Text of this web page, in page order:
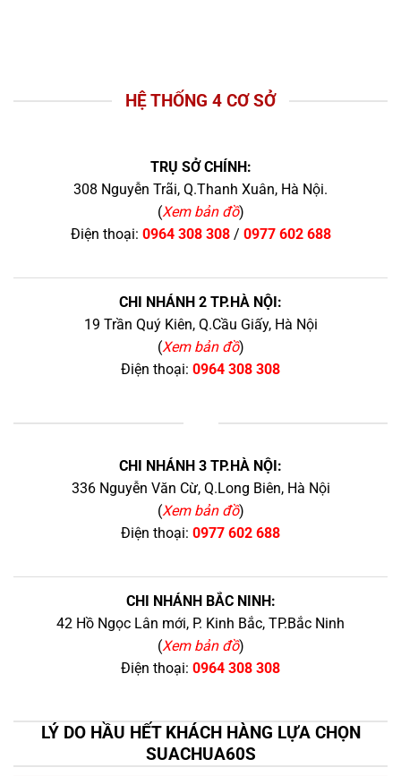
HỆ THỐNG 4 CƠ SỞ
TRỤ SỞ CHÍNH:
308 Nguyễn Trãi, Q.Thanh Xuân, Hà Nội.
(Xem bản đồ)
Điện thoại: 0964 308 308/ 0977 602 688
CHI NHÁNH 2 TP.HÀ NỘI:
19 Trần Quý Kiên, Q.Cầu Giấy, Hà Nội
(Xem bản đồ)
Điện thoại: 0964 308 308
CHI NHÁNH 3 TP.HÀ NỘI:
336 Nguyễn Văn Cừ, Q.Long Biên, Hà Nội
(Xem bản đồ)
Điện thoại: 0977 602 688
CHI NHÁNH BẮC NINH:
42 Hồ Ngọc Lân mới, P. Kinh Bắc, TP.Bắc Ninh
(Xem bản đồ)
Điện thoại: 0964 308 308
LÝ DO HẦU HẾT KHÁCH HÀNG LỰA CHỌN
SUACHUA60S